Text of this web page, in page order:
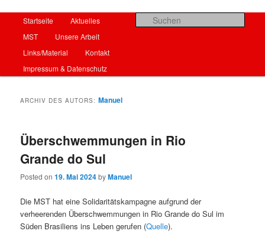
Startseite
HauptmenüZum Inhalt wechseln
Zum sekundären Inhalt wechseln
Startseite
Aktuelles
MST
Unsere Arbeit
Links/Material
Kontakt
Impressum & Datenschutz
ARCHIV DES AUTORS: Manuel
Überschwemmungen in Rio
Grande do Sul
Posted on19. Mai 2024byManuel
Die MST hat eine Solidaritätskampagne aufgrund der
verheerenden Überschwemmungen in Rio Grande do Sul im
Süden Brasiliens ins Leben gerufen (Quelle).